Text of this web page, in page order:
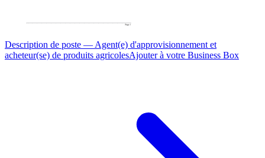
Description de poste — Agent(e) d'approvisionnement et
acheteur(se) de produits agricolesAjouter à votre Business Box